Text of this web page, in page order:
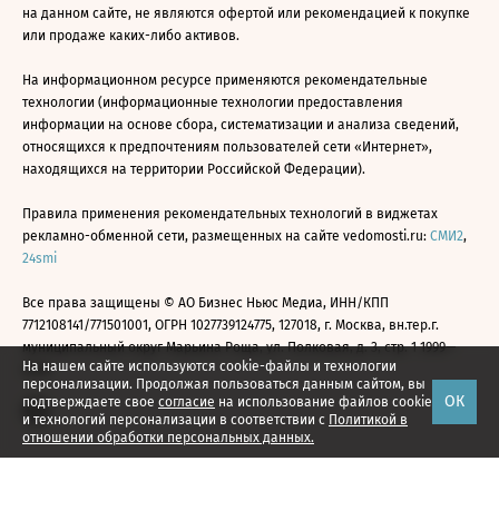
На нашем сайте используются cookie-файлы и технологии
персонализации. Продолжая пользоваться данным сайтом, вы
подтверждаете свое согласие на использование файлов cookie
и технологий персонализации в соответствии с Политикой в
отношении обработки персональных данных.
ОК
на данном сайте, не являются офертой или рекомендацией к покупке
или продаже каких-либо активов.
На информационном ресурсе применяются рекомендательные
технологии (информационные технологии предоставления
информации на основе сбора, систематизации и анализа сведений,
относящихся к предпочтениям пользователей сети «Интернет»,
находящихся на территории Российской Федерации).
Правила применения рекомендательных технологий в виджетах
рекламно-обменной сети, размещенных на сайте vedomosti.ru: СМИ2,
24smi
Все права защищены © АО Бизнес Ньюс Медиа, ИНН/КПП
7712108141/771501001, ОГРН 1027739124775, 127018, г. Москва, вн.тер.г.
муниципальный округ Марьина Роща, ул. Полковая, д. 3, стр. 1 1999—
2026